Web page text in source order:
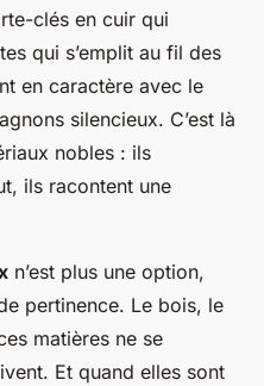
clés en cuir qui
qui s’emplit au fil des
en caractère avec le
silencieux. C’est là
nobles : ils
ils racontent une
n’est plus une option,
pertinence. Le bois, le
matières ne se
Et quand elles sont